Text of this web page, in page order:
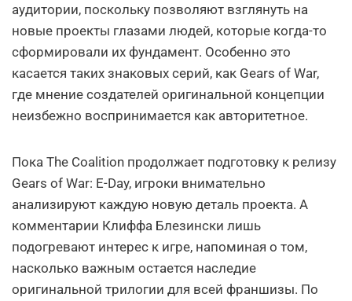
аудитории, поскольку позволяют взглянуть на
новые проекты глазами людей, которые когда-то
сформировали их фундамент. Особенно это
касается таких знаковых серий, как Gears of War,
где мнение создателей оригинальной концепции
неизбежно воспринимается как авторитетное.
Пока The Coalition продолжает подготовку к релизу
Gears of War: E-Day, игроки внимательно
анализируют каждую новую деталь проекта. А
комментарии Клиффа Блезински лишь
подогревают интерес к игре, напоминая о том,
насколько важным остается наследие
оригинальной трилогии для всей франшизы. По